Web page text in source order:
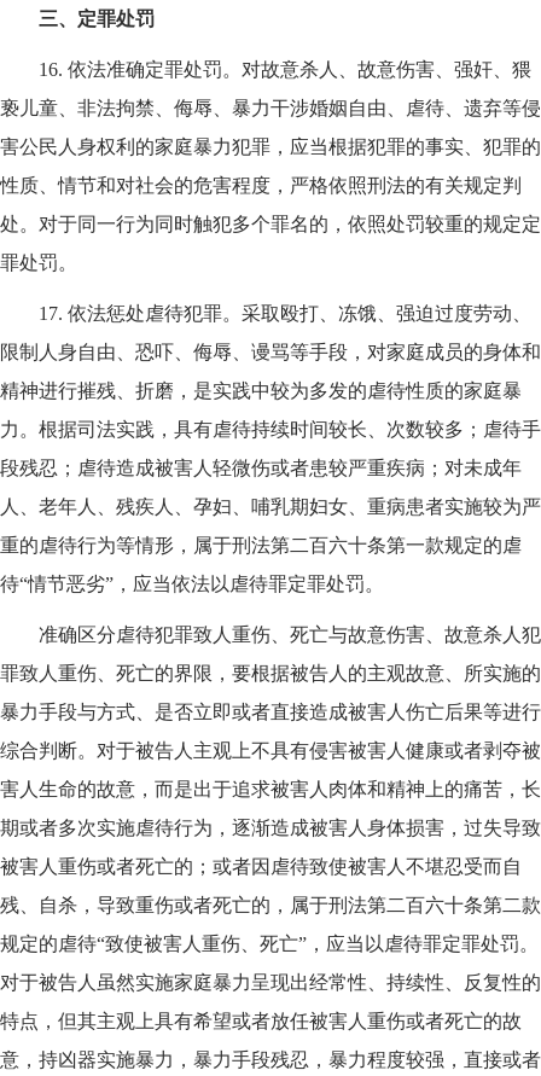
三、定罪处罚
16. 依法准确定罪处罚。对故意杀人、故意伤害、强奸、猥
亵儿童、非法拘禁、侮辱、暴力干涉婚姻自由、虐待、遗弃等侵
害公民人身权利的家庭暴力犯罪，应当根据犯罪的事实、犯罪的
性质、情节和对社会的危害程度，严格依照刑法的有关规定判
处。对于同一行为同时触犯多个罪名的，依照处罚较重的规定定
罪处罚。
17. 依法惩处虐待犯罪。采取殴打、冻饿、强迫过度劳动、
限制人身自由、恐吓、侮辱、谩骂等手段，对家庭成员的身体和
精神进行摧残、折磨，是实践中较为多发的虐待性质的家庭暴
力。根据司法实践，具有虐待持续时间较长、次数较多；虐待手
段残忍；虐待造成被害人轻微伤或者患较严重疾病；对未成年
人、老年人、残疾人、孕妇、哺乳期妇女、重病患者实施较为严
重的虐待行为等情形，属于刑法第二百六十条第一款规定的虐
待“情节恶劣”，应当依法以虐待罪定罪处罚。
准确区分虐待犯罪致人重伤、死亡与故意伤害、故意杀人犯
罪致人重伤、死亡的界限，要根据被告人的主观故意、所实施的
暴力手段与方式、是否立即或者直接造成被害人伤亡后果等进行
综合判断。对于被告人主观上不具有侵害被害人健康或者剥夺被
害人生命的故意，而是出于追求被害人肉体和精神上的痛苦，长
期或者多次实施虐待行为，逐渐造成被害人身体损害，过失导致
被害人重伤或者死亡的；或者因虐待致使被害人不堪忍受而自
残、自杀，导致重伤或者死亡的，属于刑法第二百六十条第二款
规定的虐待“致使被害人重伤、死亡”，应当以虐待罪定罪处罚。
对于被告人虽然实施家庭暴力呈现出经常性、持续性、反复性的
特点，但其主观上具有希望或者放任被害人重伤或者死亡的故
意，持凶器实施暴力，暴力手段残忍，暴力程度较强，直接或者